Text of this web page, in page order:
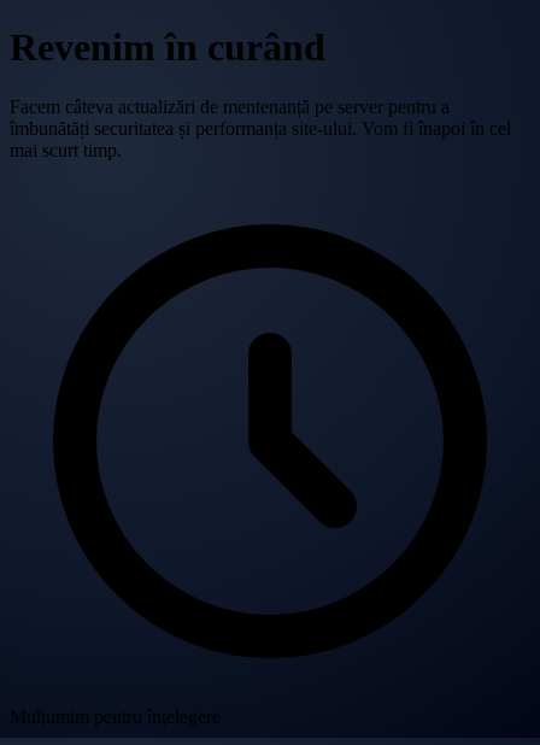
Revenim în curând
Facem câteva actualizări de mentenanță pe server pentru a
îmbunătăți securitatea și performanța site-ului. Vom fi înapoi în cel
mai scurt timp.
Mulțumim pentru înțelegere